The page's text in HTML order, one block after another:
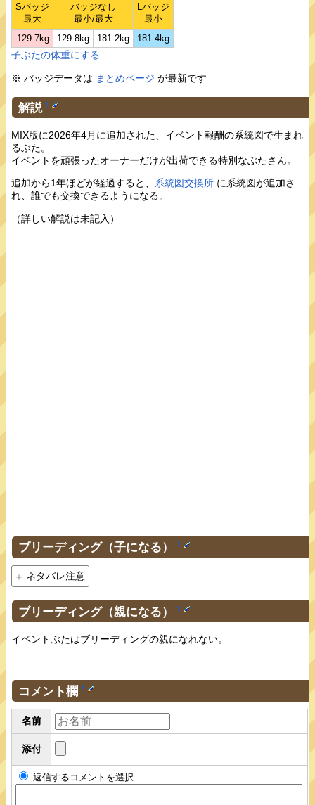
Sバッジ
最大
バッジなし
最小/最大
Lバッジ
最小
129.7kg
129.8kg 181.2kg 181.4kg
子ぶたの体重にする
※ バッジデータは まとめページ が最新です
解説 †
MIX版に2026年4月に追加された、イベント報酬の系統図で生まれ
るぶた。
イベントを頑張ったオーナーだけが出荷できる特別なぶたさん。
追加から1年ほどが経過すると、 系統図交換所 に系統図が追加さ
れ、誰でも交換できるようになる。
（詳しい解説は未記入）
ブリーディング（子になる） †
ネタバレ注意
ブリーディング（親になる） †
イベントぶたはブリーディングの親になれない。
コメント欄 †
名前
添付
返信するコメントを選択